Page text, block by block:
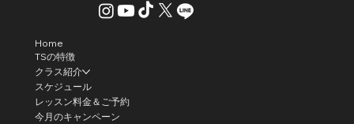
Home
TSの特徴
クラス紹介
スケジュール
レッスン料金＆ご予約
今月のキャンペーン